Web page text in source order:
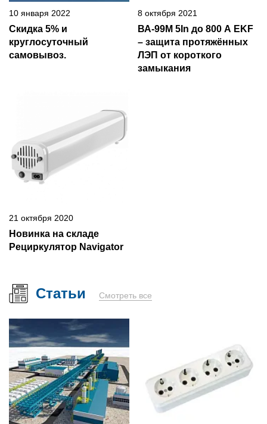
10 января 2022
Скидка 5% и
круглосуточный
самовывоз.
8 октября 2021
ВА-99М 5In до 800 А EKF
– защита протяжённых
ЛЭП от короткого
замыкания
21 октября 2020
Новинка на складе
Рециркулятор Navigator
Статьи Смотреть все